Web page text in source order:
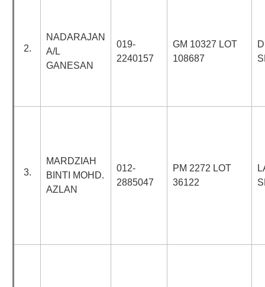
2.
NADARAJAN
A/L
GANESAN
019-
2240157
GM 10327 LOT
108687
3.
MARDZIAH
BINTI MOHD.
AZLAN
012-
2885047
PM 2272 LOT
36122